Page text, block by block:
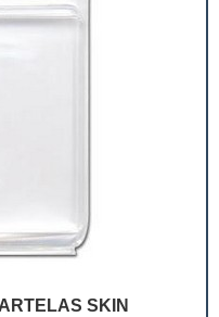
SKIN